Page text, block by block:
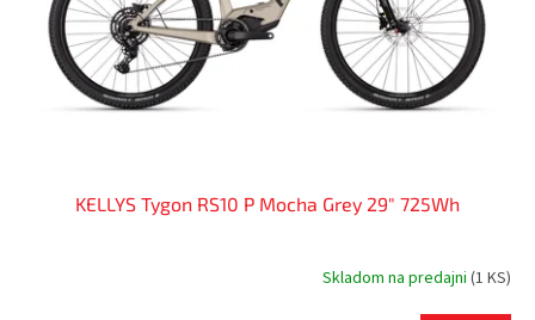
KELLYS Tygon RS10 P Mocha Grey 29" 725Wh
Skladom na predajni (1 KS)